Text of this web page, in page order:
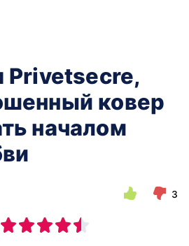
Privetsecre,
ковер
началом
3